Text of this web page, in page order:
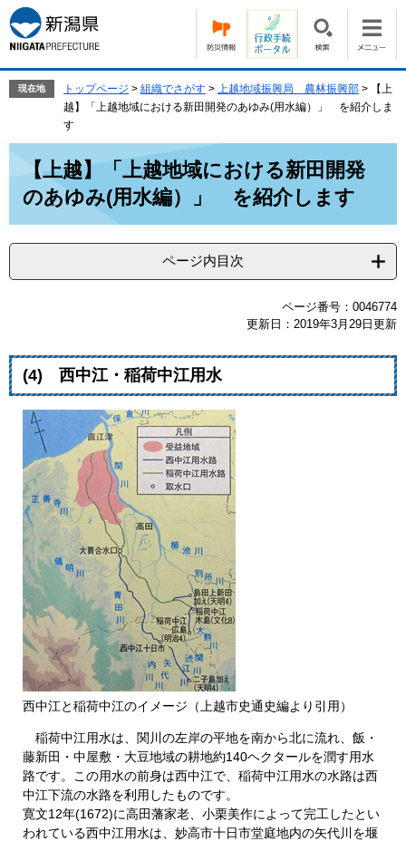
ー
ジ
の
す。
ニ
ュ
ー
し
現在地 トップページ > 組織でさがす > 上越地域振興局 農林振興部 >
【上
越】「上越地域における新田開発のあゆみ(用水編）」 を紹介しま
す
【上越】「上越地域における新田開発
のあゆみ(用水編）」 を紹介します
ページ内目次
ページ番号：0046774
更新日：2019年3月29日更新
(4) 西中江・稲荷中江用水
西中江と稲荷中江のイメージ（上越市史通史編より引用）
稲荷中江用水は、関川の左岸の平地を南から北に流れ、飯・
藤新田・中屋敷・大豆地域の耕地約140ヘクタールを潤す用水
路です。この用水の前身は西中江で、稲荷中江用水の水路は西
中江下流の水路を利用したものです。
寛文12年(1672)に高田藩家老、小栗美作によって完工したとい
われている西中江用水は、妙高市十日市堂庭地内の矢代川を堰